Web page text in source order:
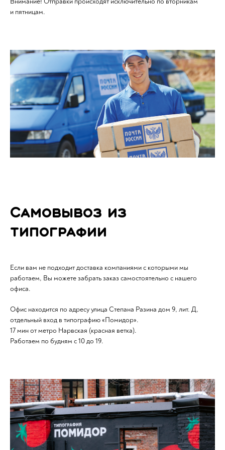
и пятницам.
Самовывоз из
типографии
Если вам не подходит доставка компаниями с которыми мы
работаем, Вы можете забрать заказ самостоятельно с нашего
офиса.
Офис находится по адресу улица Степана Разина дом 9, лит. Д,
отдельный вход в типографию «Помидор».
17 мин от метро Нарвская (красная ветка).
Работаем по будням с 10 до 19.